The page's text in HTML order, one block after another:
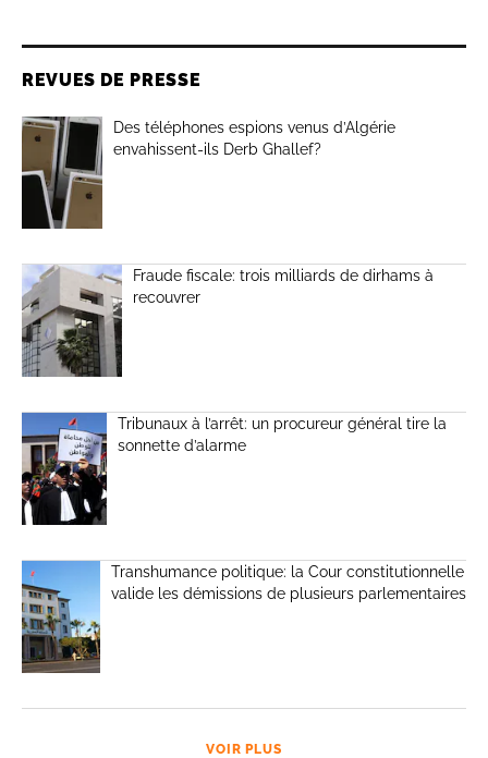
REVUES DE PRESSE
Des téléphones espions venus d’Algérie
envahissent-ils Derb Ghallef?
Fraude fiscale: trois milliards de dirhams à
recouvrer
Tribunaux à l’arrêt: un procureur général tire la
sonnette d’alarme
Transhumance politique: la Cour constitutionnelle
valide les démissions de plusieurs parlementaires
VOIR PLUS